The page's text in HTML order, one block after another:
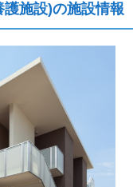
施設)の施設情報